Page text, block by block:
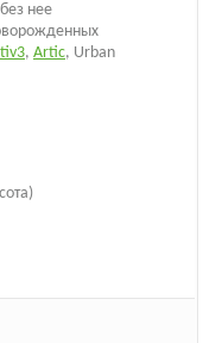
нее
, Artic, Urban